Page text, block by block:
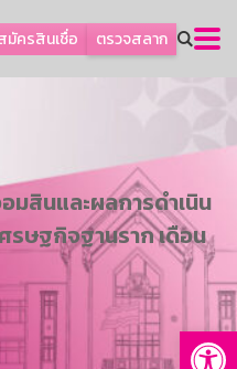
มัครสินเชื่อ ตรวจสลาก
มสินและผลการดำเนิน
รษฐกิจฐานราก เดือน